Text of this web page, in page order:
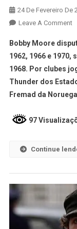
24 De Fevereiro De
Leave A Comment
Bobby Moore
1962, 1966 e 1970,
1968. Por clubes
Thunder dos
Fremad da
97
Continue